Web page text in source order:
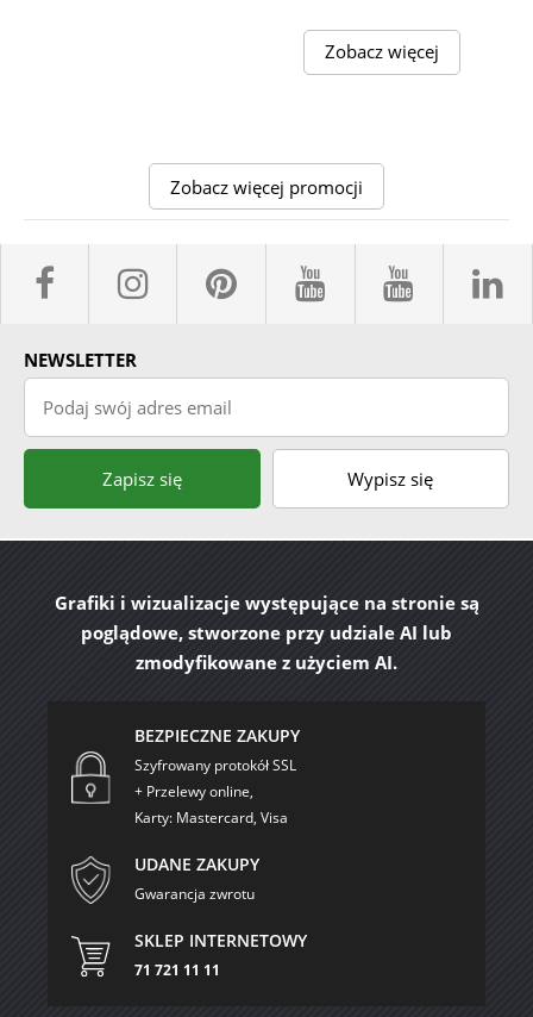
Zobacz więcej
Zobacz więcej promocji
facebook sklepyBELPOL
instagram
pinterestyoutube
NEWSLETTER
Podaj swój adres email
Zapisz się Wypisz się
Grafiki i wizualizacje występujące na stronie są
poglądowe, stworzone przy udziale AI lub
zmodyfikowane z użyciem AI.
BEZPIECZNE ZAKUPY
Szyfrowany protokół SSL
+ Przelewy online,
Karty: Mastercard, Visa
UDANE ZAKUPY
Gwarancja zwrotu
SKLEP INTERNETOWY
71 721 11 11